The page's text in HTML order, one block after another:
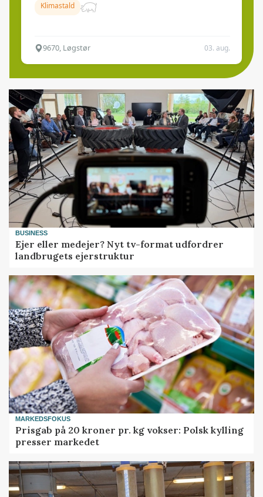
Klimastald
9670, Løgstør 03. aug.
BUSINESS
Ejer eller medejer? Nyt tv-format udfordrer
landbrugets ejerstruktur
MARKEDSFOKUS
Prisgab på 20 kroner pr. kg vokser: Polsk kylling
presser markedet